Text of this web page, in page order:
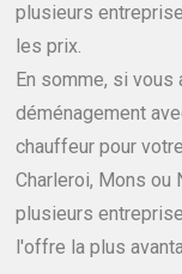
plusieurs
les prix.
En somme, si
déménagement
chauffeur pour
Charleroi, Mons ou
plusieurs
l'offre la plus